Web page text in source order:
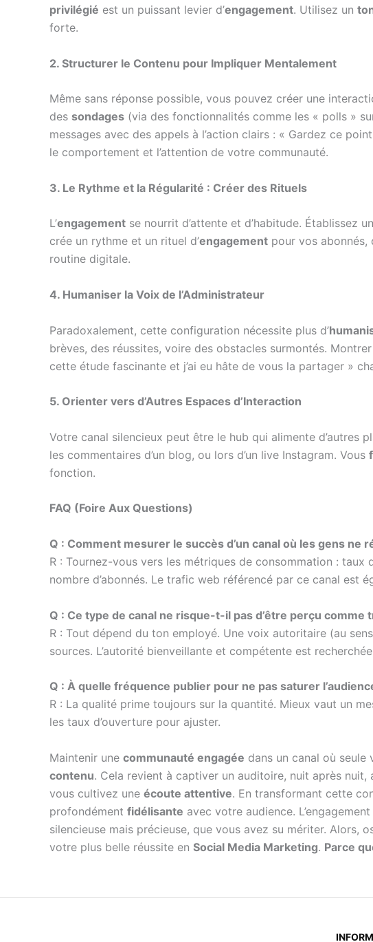
privilégié est un puissant levier d’engagement. Utilisez un
forte.
2. Structurer le Contenu pour Impliquer Mentalement
Même sans réponse possible, vous pouvez créer une
des sondages (via des fonctionnalités comme les « polls »
messages avec des appels à l’action clairs : « Gardez ce
le comportement et l’attention de votre communauté.
3. Le Rythme et la Régularité : Créer des Rituels
L’engagement se nourrit d’attente et d’habitude. Établissez
crée un rythme et un rituel d’engagement pour vos abonnés,
routine digitale.
4. Humaniser la Voix de l’Administrateur
Paradoxalement, cette configuration nécessite plus d’
brèves, des réussites, voire des obstacles surmontés.
cette étude fascinante et j’ai eu hâte de vous la partager »
5. Orienter vers d’Autres Espaces d’Interaction
Votre canal silencieux peut être le hub qui alimente d’autres
les commentaires d’un blog, ou lors d’un live Instagram. Vous
fonction.
FAQ (Foire Aux Questions)
Q : Comment mesurer le succès d’un canal où les gens ne
R : Tournez-vous vers les métriques de consommation :
nombre d’abonnés. Le trafic web référencé par ce canal est
Q : Ce type de canal ne risque-t-il pas d’être perçu comme
R : Tout dépend du ton employé. Une voix autoritaire (au
sources. L’autorité bienveillante et compétente est
Q : À quelle fréquence publier pour ne pas saturer
R : La qualité prime toujours sur la quantité. Mieux vaut un
les taux d’ouverture pour ajuster.
Maintenir une communauté engagée dans un canal où seule
contenu. Cela revient à captiver un auditoire, nuit après
vous cultivez une écoute attentive. En transformant cette
profondément fidélisante avec votre audience.
silencieuse mais précieuse, que vous avez su mériter. Alors,
votre plus belle réussite en Social Media Marketing. Parce